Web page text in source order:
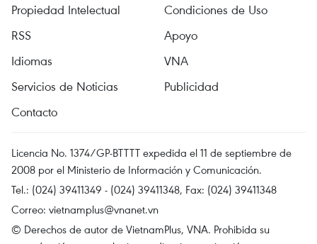
Propiedad Intelectual
Condiciones de Uso
RSS
Apoyo
Idiomas
VNA
Servicios de Noticias
Publicidad
Contacto
Licencia No. 1374/GP-BTTTT expedida el 11 de septiembre de
2008 por el Ministerio de Información y Comunicación.
Tel.: (024) 39411349 - (024) 39411348, Fax: (024) 39411348
Correo: vietnamplus@vnanet.vn
© Derechos de autor de VietnamPlus, VNA. Prohibida su